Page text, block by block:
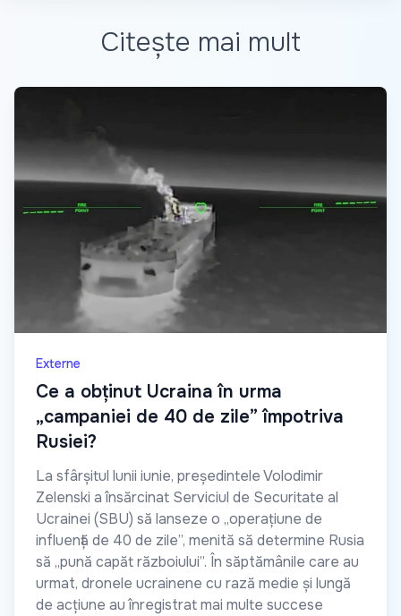
Citește mai mult
Externe
Ce a obținut Ucraina în urma
„campaniei de 40 de zile” împotriva
Rusiei?
La sfârșitul lunii iunie, președintele Volodimir
Zelenski a însărcinat Serviciul de Securitate al
Ucrainei (SBU) să lanseze o „operațiune de
influență de 40 de zile”, menită să determine Rusia
să „pună capăt războiului”. În săptămânile care au
urmat, dronele ucrainene cu rază medie și lungă
de acțiune au înregistrat mai multe succese